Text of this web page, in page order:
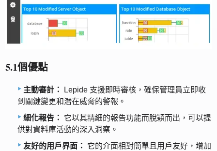
5.1個優點
主動審計：
Lepide 支援即時審核，確保管理員立即收
到關鍵變更和潛在威脅的警報。
細化報告：
它以其精細的報告功能而脫穎而出，可以提
供對資料庫活動的深入洞察。
友好的用戶界面：
它的介面相對簡單且用戶友好，增加